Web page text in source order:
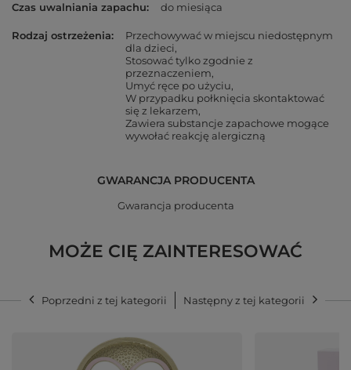
Czas uwalniania zapachu do miesiąca
Rodzaj ostrzeżenia
Przechowywać w miejscu niedostępnym
dla dzieci
Stosować tylko zgodnie z
przeznaczeniem
Umyć ręce po użyciu
W przypadku połknięcia skontaktować
się z lekarzem
Zawiera substancje zapachowe mogące
wywołać reakcję alergiczną
GWARANCJA PRODUCENTA
Gwarancja producenta
MOŻE CIĘ ZAINTERESOWAĆ
Poprzedni z tej kategorii Następny z tej kategorii